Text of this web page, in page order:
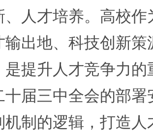
、人才培养。高校
输出地、科技创新
是提升人才竞争力
十届三中全会的部
机制的逻辑，打造